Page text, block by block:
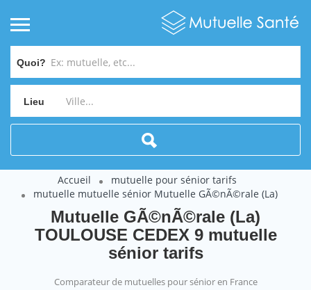
Quoi?
Lieu
Accueil
mutuelle pour sénior tarifs
mutuelle mutuelle sénior Mutuelle GÃ©nÃ©rale (La)
Mutuelle GÃ©nÃ©rale (La)
TOULOUSE CEDEX 9 mutuelle
sénior tarifs
Comparateur de mutuelles pour sénior en France